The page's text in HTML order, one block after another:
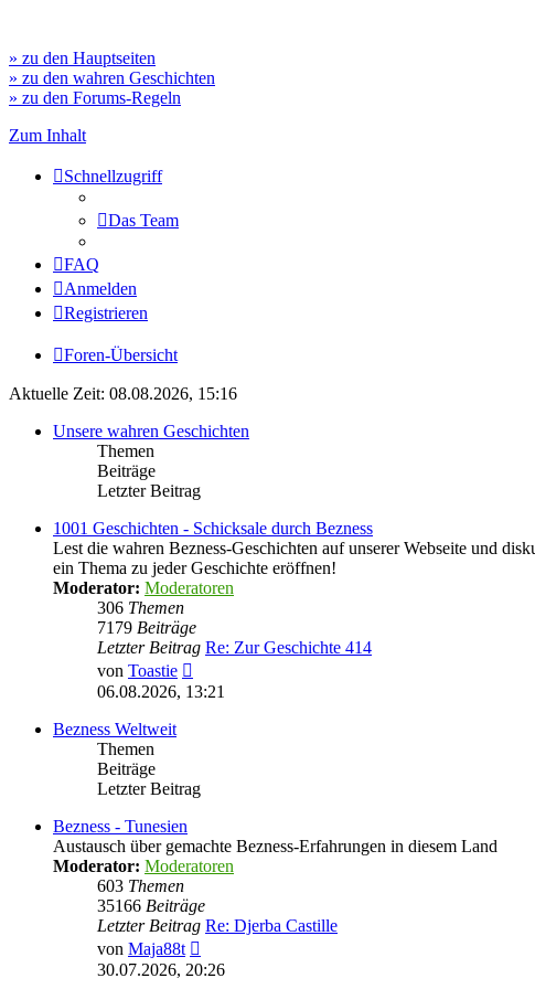
» zu den Hauptseiten
» zu den wahren Geschichten
» zu den Forums-Regeln
Zum Inhalt
Schnellzugriff
Das Team
FAQ
Anmelden
Registrieren
Foren-Übersicht
Aktuelle Zeit: 08.08.2026, 15:16
Unsere wahren Geschichten
Themen
Beiträge
Letzter Beitrag
1001 Geschichten - Schicksale durch Bezness
Lest die wahren Bezness-Geschichten auf unserer Webseite und
ein Thema zu jeder Geschichte eröffnen!
Moderator: Moderatoren
306 Themen
7179 Beiträge
Letzter Beitrag Re: Zur Geschichte 414
von Toastie
Beitrag
06.08.2026, 13:21
Bezness Weltweit
Themen
Beiträge
Letzter Beitrag
Bezness - Tunesien
Austausch über gemachte Bezness-Erfahrungen in diesem Land
Moderator: Moderatoren
603 Themen
35166 Beiträge
Letzter Beitrag Re: Djerba Castille
von Maja88t
Beitrag
30.07.2026, 20:26